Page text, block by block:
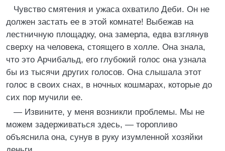
Чувство смятения и ужаса охватило Деби. Он не
должен застать ее в этой комнате! Выбежав на
лестничную площадку, она замерла, едва взглянув
сверху на человека, стоящего в холле. Она знала,
что это Арчибальд, его глубокий голос она узнала
бы из тысячи других голосов. Она слышала этот
голос в своих снах, в ночных кошмарах, которые до
сих пор мучили ее.
— Извините, у меня возникли проблемы. Мы не
можем задерживаться здесь, — торопливо
объяснила она, сунув в руку изумленной хозяйки